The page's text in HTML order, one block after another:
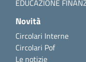
EDUCAZIONE
Novità
Circolari Interne
Circolari Pof
Le notizie